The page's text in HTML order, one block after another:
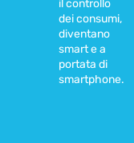
il controllo
dei consumi,
diventano
smart e a
portata di
smartphone.